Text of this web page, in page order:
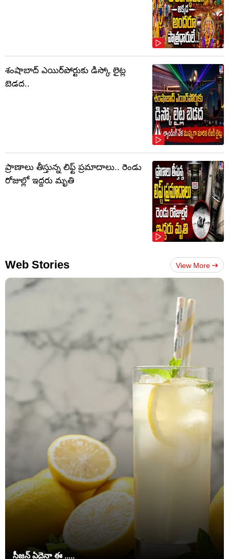
శంషాబాద్ ఎయిర్‌పోర్టుకు డిస్కో లైట్ల
బెడద..
ప్రాణాలు తీస్తున్న లిఫ్ట్‌ ప్రమాదాలు.. రెండు
రోజుల్లో ఇద్దరు మృతి
Web Stories View More
సీజన్ ఏదైనా ఈ .....